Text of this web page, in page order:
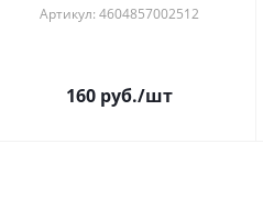
Артикул: 4604857002512
160 руб./шт